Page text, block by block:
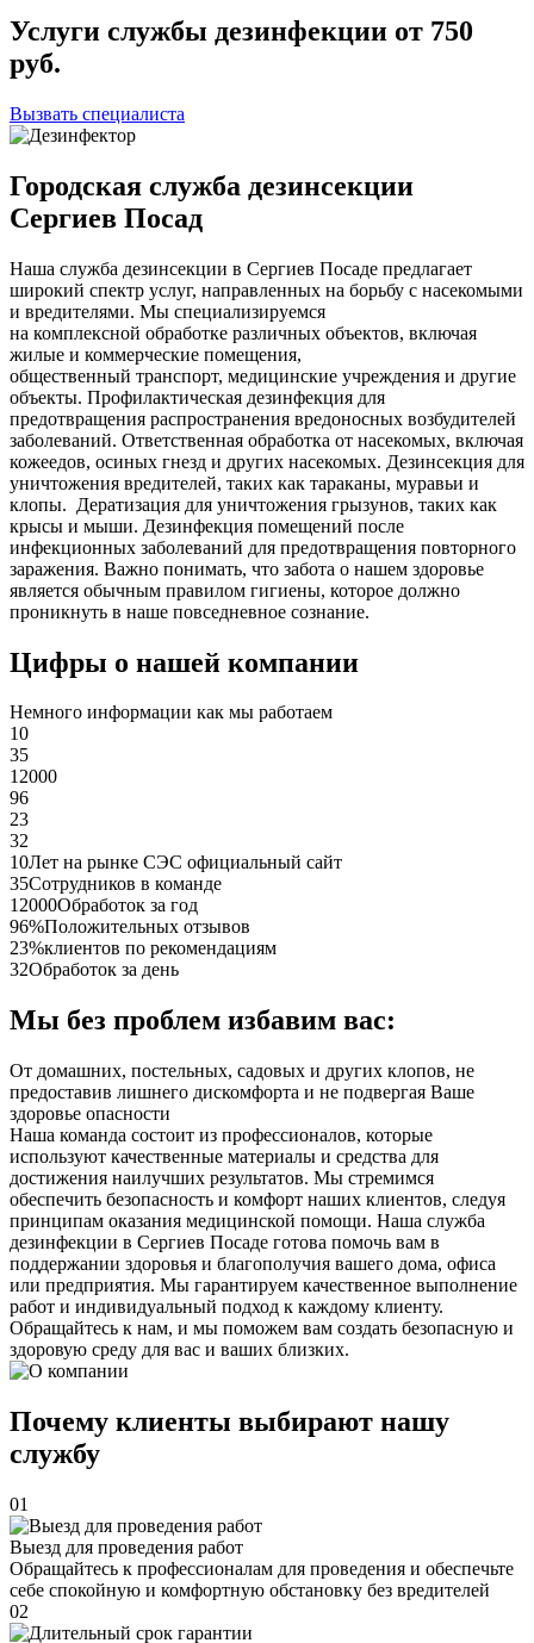
Услуги службы дезинфекции от 750
руб.
Вызвать специалиста
Городская служба дезинсекции
Сергиев Посад
Наша служба дезинсекции в Сергиев Посаде предлагает
широкий спектр услуг, направленных на борьбу с насекомыми
и вредителями. Мы специализируемся
на комплексной обработке различных объектов, включая
жилые и коммерческие помещения,
общественный транспорт, медицинские учреждения и другие
объекты. Профилактическая дезинфекция для
предотвращения распространения вредоносных возбудителей
заболеваний. Ответственная обработка от насекомых, включая
кожеедов, осиных гнезд и других насекомых. Дезинсекция для
уничтожения вредителей, таких как тараканы, муравьи и
клопы. Дератизация для уничтожения грызунов, таких как
крысы и мыши. Дезинфекция помещений после
инфекционных заболеваний для предотвращения повторного
заражения. Важно понимать, что забота о нашем здоровье
является обычным правилом гигиены, которое должно
проникнуть в наше повседневное сознание.
Цифры о нашей компании
Немного информации как мы работаем
10
35
12000
96
23
32
10Лет на рынке СЭС официальный сайт
35Сотрудников в команде
12000Обработок за год
96%Положительных отзывов
23%клиентов по рекомендациям
32Обработок за день
Мы без проблем избавим вас:
От домашних, постельных, садовых и других клопов, не
предоставив лишнего дискомфорта и не подвергая Ваше
здоровье опасности
Наша команда состоит из профессионалов, которые
используют качественные материалы и средства для
достижения наилучших результатов. Мы стремимся
обеспечить безопасность и комфорт наших клиентов, следуя
принципам оказания медицинской помощи. Наша служба
дезинфекции в Сергиев Посаде готова помочь вам в
поддержании здоровья и благополучия вашего дома, офиса
или предприятия. Мы гарантируем качественное выполнение
работ и индивидуальный подход к каждому клиенту.
Обращайтесь к нам, и мы поможем вам создать безопасную и
здоровую среду для вас и ваших близких.
Почему клиенты выбирают нашу
службу
01
Выезд для проведения работ
Обращайтесь к профессионалам для проведения и обеспечьте
себе спокойную и комфортную обстановку без вредителей
02